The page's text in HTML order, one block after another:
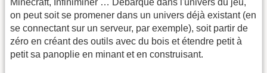
on peut soit se promener dans un univers déjà existant (en
se connectant sur un serveur, par exemple), soit partir de
zéro en créant des outils avec du bois et étendre petit à
petit sa panoplie en minant et en construisant.